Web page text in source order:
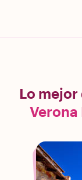
Lo mejor
Verona